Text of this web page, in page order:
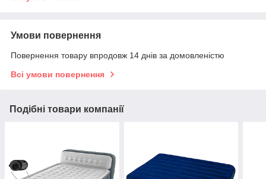
Умови повернення
Повернення товару впродовж 14 днів за домовленістю
Всі умови повернення
Подібні товари компанії